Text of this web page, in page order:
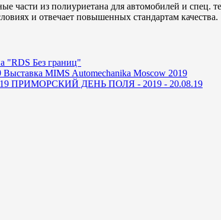
части из полиуриетана для автомобилей и
и отвечает повышенных стандартам качества.
"RDS Без границ"
Выставка MIMS Automechanika Moscow 2019
ПРИМОРСКИЙ ДЕНЬ ПОЛЯ - 2019 - 20.08.19